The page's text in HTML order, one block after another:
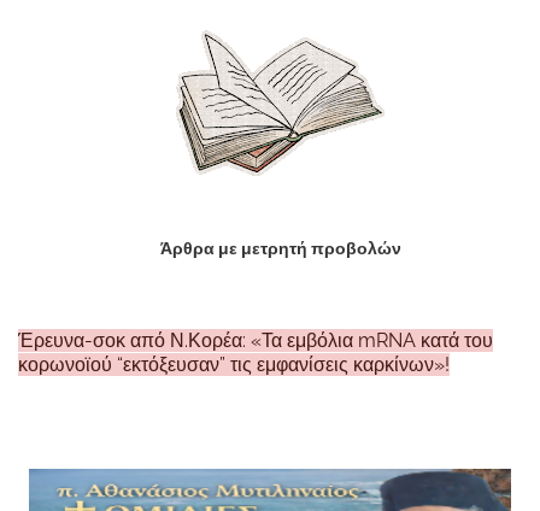
Άρθρα με μετρητή προβολών
Έρευνα-σοκ από Ν.Κορέα: «Τα εμβόλια mRNA κατά του
κορωνοϊού “εκτόξευσαν” τις εμφανίσεις καρκίνων»!